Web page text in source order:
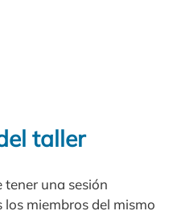
taller
tener una sesión
miembros del mismo